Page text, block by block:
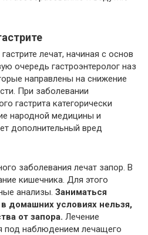
лечат, начиная с основ
очередь гастроэнтеролог наз
направлены на снижение
При заболевании
гастрита категорически
народной медицины и
дополнительный вред
заболевания лечат запор. В
кишечника. Для этого
анализы. Заниматься
домашних условиях нельзя,
от запора. Лечение
под наблюдением лечащего